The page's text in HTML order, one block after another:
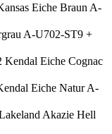
Eiche Braun A-
A-U702-ST9 +
Kendal Eiche Cognac
Eiche Natur A-
Akazie Hell